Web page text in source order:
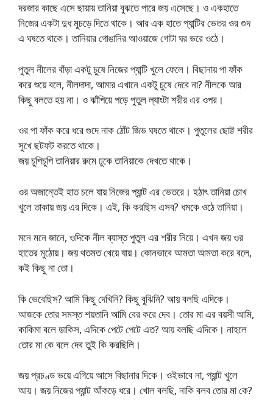
দরজার কাছে এসে ছায়ায় তানিয়া বুঝতে পারে জয় এসেছে। ও একহাতে
নিজের একটা দুধ মুচড়ে দিতে থাকে। আর এক হাতে প্যান্টির ভেতর ওর গুদ
এ ঘষতে থাকে। তানিয়ার গোঙানির আওয়াজে গোটা ঘর ভরে ওঠে।
পুতুল নীলের বাঁড়া একটু চুষে নিজের প্যান্টি খুলে ফেলে। বিছানায় পা ফাঁক
করে শুয়ে বলে, নীলদাদা, আমার এখানে একটু চুষে দেবে না? নীলকে আর
কিছু বলতে হয় না। ও ঝাঁপিয়ে পড়ে পুতুল ল্যাংটা শরীর এর ওপর।
ওর পা ফাঁক করে ধরে গুদে নাক ঠোঁট জিভ ঘষতে থাকে। পুতুলের ছোট্ট শরীর
সুখে ছটফট করতে থাকে।
জয় চুপিচুপি তানিয়ার রুমে ঢুকে তানিয়াকে দেখতে থাকে।
ওর অজান্তেই হাত চলে যায় নিজের প্যান্ট এর ভেতরে। হঠাৎ তানিয়া চোখ
খুলে তাকায় জয় এর দিকে। এই, কি করছিস এসব? ধমকে ওঠে তানিয়া।
মনে মনে জানে, ওদিকে নীল ব্যাস্ত পুতুল এর শরীর নিয়ে। এখন জয় ওর
হাতের মুঠোয়। জয় থতমত খেয়ে যায়। কোনভাবে আমতা আমতা করে বলে,
কই কিছু না তো।
কি ভেবেছিস? আমি কিছু দেখিনি? কিছু বুঝিনি? আয় বলছি এদিকে।
আজকে তোর সমস্ত শয়তানি আমি বের করে দেব। তোর মা এর বয়সী আমি,
কাকিমা বলে ডাকিস, এদিকে পেটে পেটে এত? আয় বলছি এদিকে। নাহলে
তোর মা কে বলে দেব তুই কি করছিলি।
জয় প্রচণ্ড ভয়ে এগিয়ে আসে বিছানার দিকে। ওইভাবে না, প্যান্ট খুলে
আয়। জয় নিজের প্যান্ট আঁকড়ে ধরে। খোল বলছি, নাকি বলব তোর মা কে?